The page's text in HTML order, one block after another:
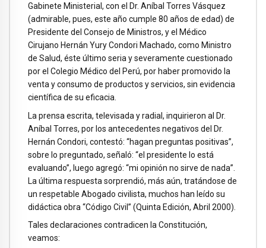
Gabinete Ministerial, con el Dr. Aníbal Torres Vásquez
(admirable, pues, este año cumple 80 años de edad) de
Presidente del Consejo de Ministros, y el Médico
Cirujano Hernán Yury Condori Machado, como Ministro
de Salud, éste último seria y severamente cuestionado
por el Colegio Médico del Perú, por haber promovido la
venta y consumo de productos y servicios, sin evidencia
científica de su eficacia.
La prensa escrita, televisada y radial, inquirieron al Dr.
Aníbal Torres, por los antecedentes negativos del Dr.
Hernán Condori, contestó: “hagan preguntas positivas”,
sobre lo preguntado, señaló: “el presidente lo está
evaluando”, luego agregó: “mi opinión no sirve de nada”.
La última respuesta sorprendió, más aún, tratándose de
un respetable Abogado civilista, muchos han leído su
didáctica obra “Código Civil” (Quinta Edición, Abril 2000).
Tales declaraciones contradicen la Constitución,
veamos: